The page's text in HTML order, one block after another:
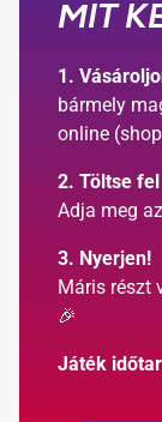
MIT
1.
bármely
online
2. Töltse
Adja meg
3. Nyerjen!
Máris részt
🎉
Játék